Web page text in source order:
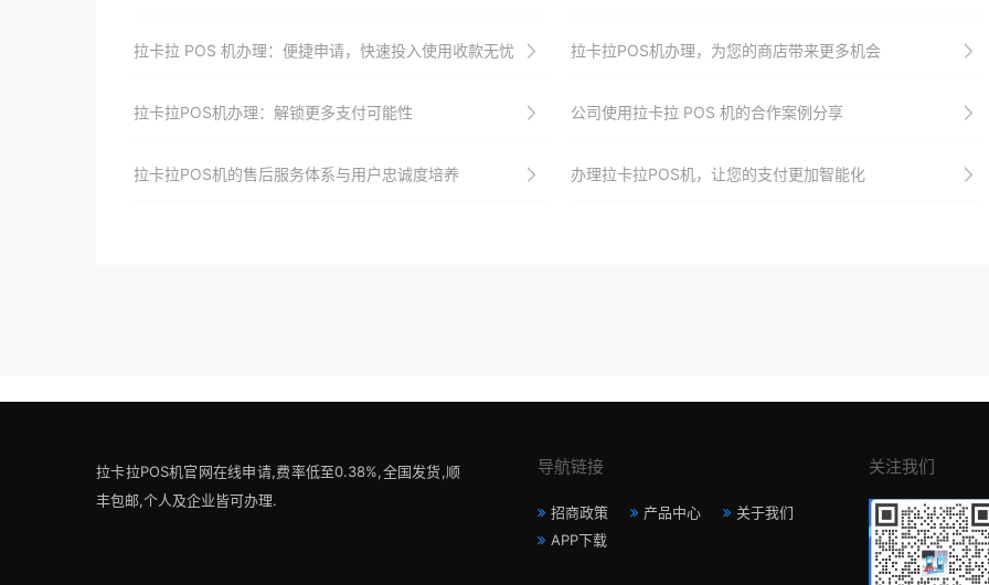
拉卡拉 POS 机办理：便捷申请，快速投入使用收款无忧 拉卡拉POS机办理，为您的商店带来更多机会
拉卡拉POS机办理：解锁更多支付可能性 公司使用拉卡拉 POS 机的合作案例分享
拉卡拉POS机的售后服务体系与用户忠诚度培养 办理拉卡拉POS机，让您的支付更加智能化
拉卡拉POS机官网在线申请,费率低至0.38%,全国发货,顺
丰包邮,个人及企业皆可办理.
导航链接
招商政策 产品中心
关于我们
APP下载
关注我们